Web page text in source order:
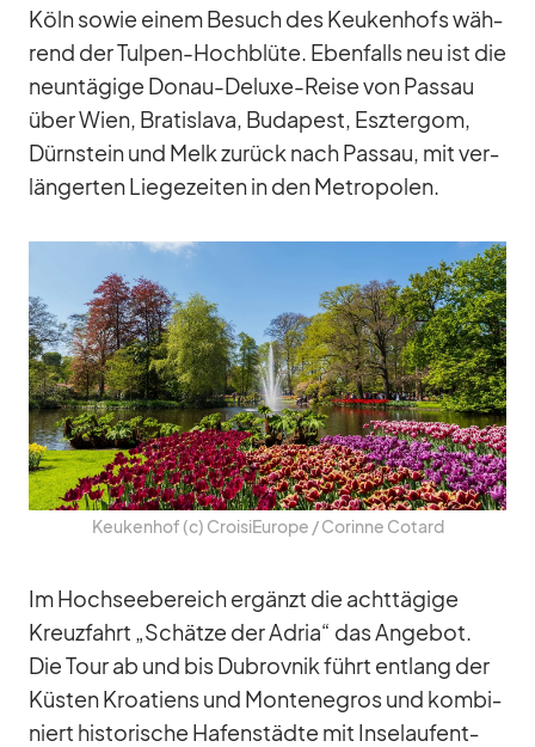
Köln so­wie ei­nem Be­such des Keu­ken­hofs wäh­
rend der Tul­pen-Hoch­blüte. Eben­falls neu ist die
neun­tä­gige Do­nau-De­luxe-Reise von Pas­sau
über Wien, Bra­tis­lava, Bu­da­pest, Esz­t­er­gom,
Dürn­stein und Melk zu­rück nach Pas­sau, mit ver­
län­ger­ten Lie­ge­zei­ten in den Me­tro­po­len.
Keu­ken­hof (c) Croi­si­Eu­rope /​ Co­rinne Co­tard
Im Hoch­see­be­reich er­gänzt die acht­tä­gige
Kreuz­fahrt „Schätze der Adria“ das An­ge­bot.
Die Tour ab und bis Du­brov­nik führt ent­lang der
Küs­ten Kroa­ti­ens und Mon­te­ne­gros und kom­bi­
niert his­to­ri­sche Ha­fen­städte mit In­sel­auf­ent­